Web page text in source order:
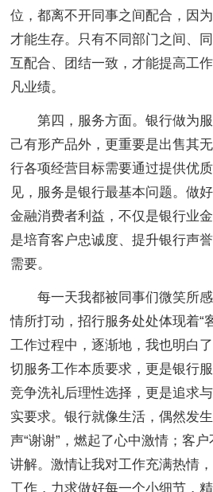
位，都离不开同事之间配合，因
才能生存。只有不同部门之间、
互配合、团结一致，才能提高工
凡业绩。
第四，服务方面。银行做为
己有形产品外，更重要是出售其
行各项经营目标需要通过提供优
见，服务是银行最基本问题。做
金融消费者利益，不仅是银行业
是培育客户忠诚度、提升银行声
需要。
每一天我都被同事们微笑所
情所打动，招行服务处处体现着“
工作过程中，逐渐地，我也明白
切服务工作本质要求，更是银行
竞争洗礼后理性选择，更是追求
实要求。银行就像生活，偶然发
声“谢谢”，燃起了心中激情；客
讲解。激情让我对工作充满热情
工作，力求做好每一个小细节，